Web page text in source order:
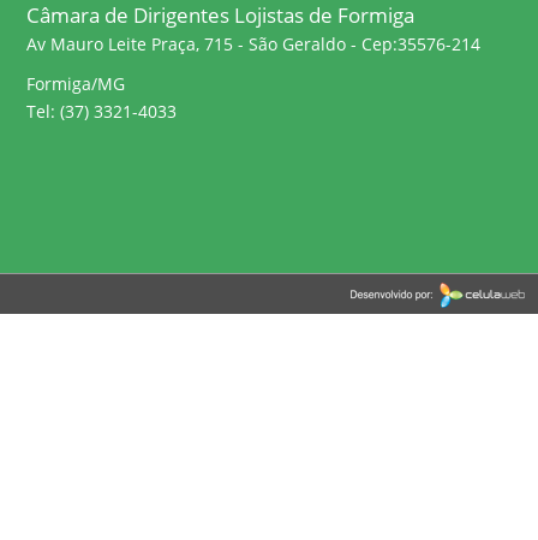
Câmara de Dirigentes Lojistas de Formiga
Av Mauro Leite Praça, 715 - São Geraldo - Cep:35576-214
Formiga/MG
Tel: (37) 3321-4033